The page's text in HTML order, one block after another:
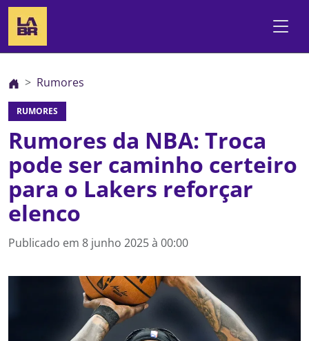
Rumores
RUMORES
Rumores da NBA: Troca
pode ser caminho certeiro
para o Lakers reforçar
elenco
Publicado em 8 junho 2025 à 00:00